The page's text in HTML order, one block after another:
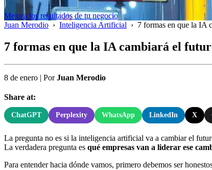
Mejora los resultados de tu negocio
Juan Merodio › Inteligencia Artificial › 7 formas en que la IA
7 formas en que la IA cambiará el
8 de enero | PorJuan Merodio
Share at:
ChatGPT Perplexity WhatsApp LinkedIn X
La pregunta no es si la inteligencia artificial va a cambiar el
La verdadera pregunta es qué empresas van a liderar ese
Para entender hacia dónde vamos, primero debemos ser